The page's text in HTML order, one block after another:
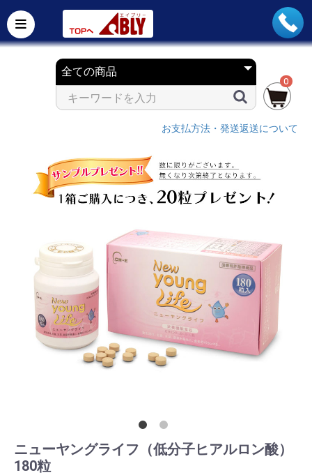
0
お支払方法・発送返送について
ニューヤングライフ（低分子ヒアルロン酸）
180粒